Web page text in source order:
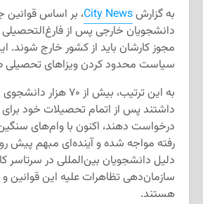
به گزارشCity News، بر اساس قوانین
دانشجویان خارجی پس از
مجوز کارشان باید از کشور خارج شوند.
سیاست محدود کردن ویزاهای تحصیلی
به این ترتیب، بیش از ۷۰
داشتند پس از اتمام تحصیلات خود
درخواست دهند، اکنون با وام‌های
رفته مواجه شده و آینده‌ای مبهم پیش
دلیل دانشجویان بین‌المللی در سرتاسر
سازمان‌دهی تظاهرات علیه این قوانین
هستند.